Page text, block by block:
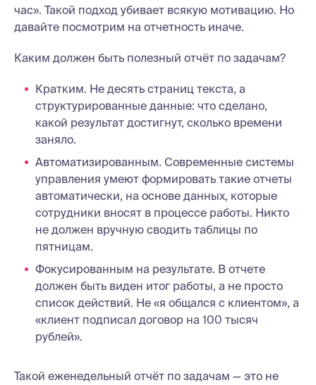
час». Такой подход убивает всякую мотивацию. Но
давайте посмотрим на отчетность иначе.
Каким должен быть полезный отчёт по задачам?
Кратким. Не десять страниц текста, а
структурированные данные: что сделано,
какой результат достигнут, сколько времени
заняло.
Автоматизированным. Современные системы
управления умеют формировать такие отчеты
автоматически, на основе данных, которые
сотрудники вносят в процессе работы. Никто
не должен вручную сводить таблицы по
пятницам.
Фокусированным на результате. В отчете
должен быть виден итог работы, а не просто
список действий. Не «я общался с клиентом», а
«клиент подписал договор на 100 тысяч
рублей».
Такой еженедельный отчёт по задачам — это не